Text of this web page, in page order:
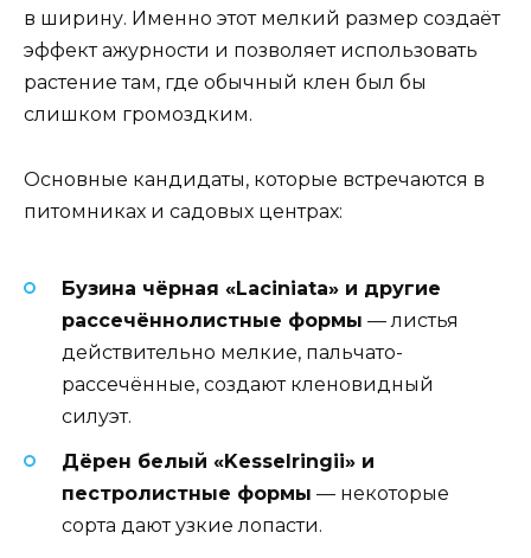
в ширину. Именно этот мелкий размер создаёт
эффект ажурности и позволяет использовать
растение там, где обычный клен был бы
слишком громоздким.
Основные кандидаты, которые встречаются в
питомниках и садовых центрах:
Бузина чёрная «Laciniata» и другие
рассечённолистные формы — листья
действительно мелкие, пальчато-
рассечённые, создают кленовидный
силуэт.
Дёрен белый «Kesselringii» и
пестролистные формы — некоторые
сорта дают узкие лопасти.